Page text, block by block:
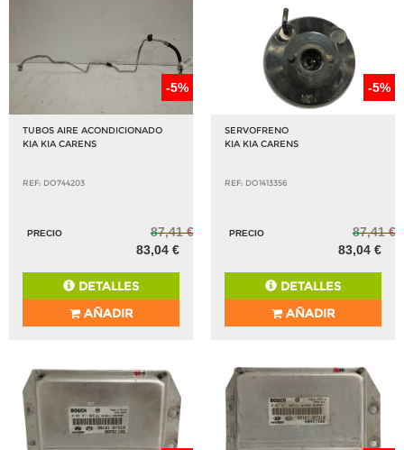
-5%
TUBOS AIRE ACONDICIONADO
KIA KIA CARENS
REF: DO744203
PRECIO
87,41 €
83,04 €
DETALLES
AÑADIR
-5%
SERVOFRENO
KIA KIA CARENS
REF: DO1413356
PRECIO
87,41 €
83,04 €
DETALLES
AÑADIR